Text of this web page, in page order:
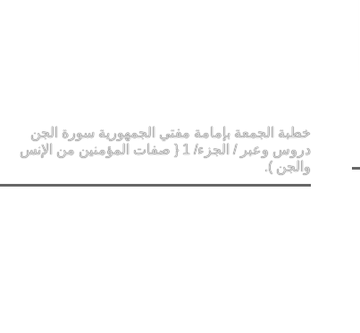
خطبة الجمعة بإمامة مفتي الجمهورية سورة الجن
دروس وعبر / الجزء/ 1 { صفات المؤمنين من الإنس
والجن ).